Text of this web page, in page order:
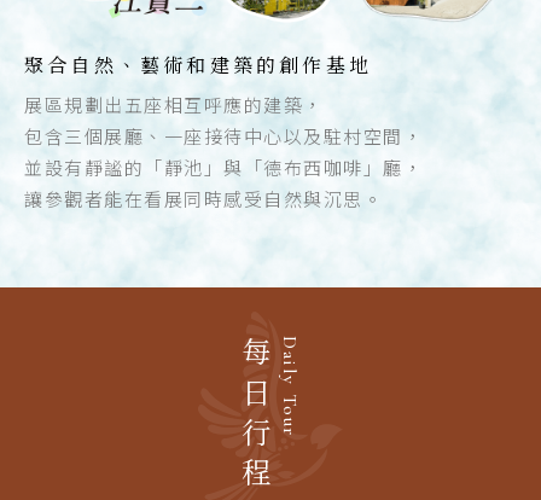
聚合自然、藝術和建築的創作基地
展區規劃出五座相互呼應的建築，
包含三個展廳、一座接待中心以及駐村空間，
並設有靜謐的「靜池」與「德布西咖啡」廳，
讓參觀者能在看展同時感受自然與沉思。
Daily Tour
每日行程